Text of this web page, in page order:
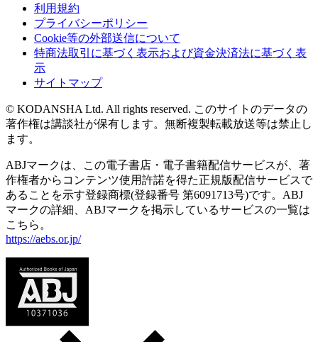
利用規約
プライバシーポリシー
Cookie等の外部送信について
特商法取引に基づく表示および資金決済法に基づく表
示
サイトマップ
© KODANSHA Ltd. All rights reserved. このサイトのデータの
著作権は講談社が保有します。無断複製転載放送等は禁止し
ます。
ABJマークは、この電子書店・電子書籍配信サービスが、著
作権者からコンテンツ使用許諾を得た正規版配信サービスで
あることを示す登録商標(登録番号 第6091713号)です。ABJ
マークの詳細、ABJマークを掲示しているサービスの一覧は
こちら。
https://aebs.or.jp/